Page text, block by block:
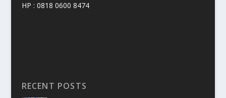
HP : 0818 0600 8474
RECENT POSTS